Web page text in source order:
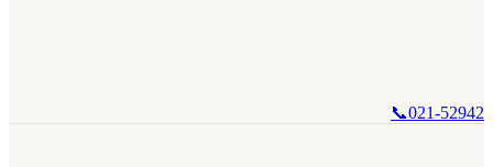
021-52942📞